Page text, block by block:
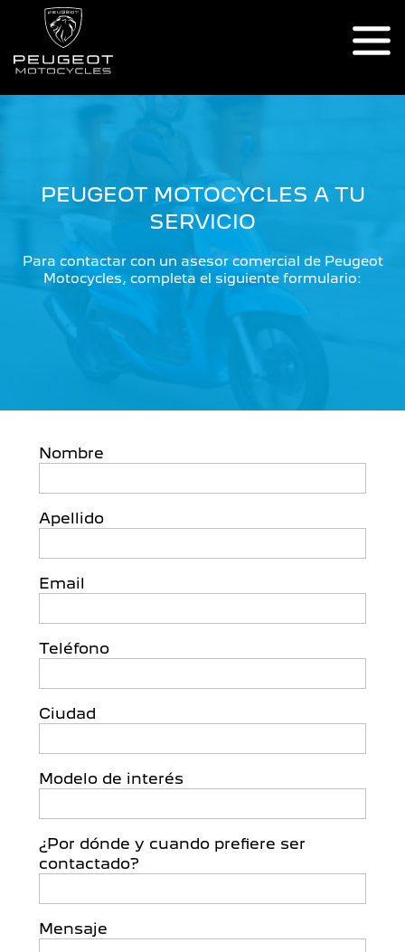
PEUGEOT MOTOCYCLES A TU
SERVICIO
Para contactar con un asesor comercial de Peugeot
Motocycles, completa el siguiente formulario:
Nombre
Apellido
Email
Teléfono
Ciudad
Modelo de interés
¿Por dónde y cuando prefiere ser
contactado?
Mensaje